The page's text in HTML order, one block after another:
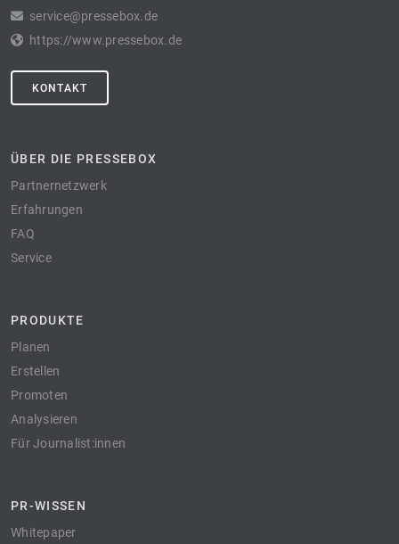
service@pressebox.de
https://www.pressebox.de
KONTAKT
ÜBER DIE PRESSEBOX
Partnernetzwerk
Erfahrungen
FAQ
Service
PRODUKTE
Planen
Erstellen
Promoten
Analysieren
Für Journalist:innen
PR-WISSEN
Whitepaper